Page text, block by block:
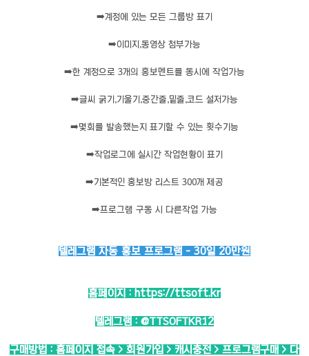
➡️계정에 있는 모든 그룹방 표기
➡️이미지,동영상 첨부가능
➡️한 계정으로 3개의 홍보멘트를 동시에 작업가능
➡️글씨 굵기,기울기,중간줄,밑줄,코드 설저가능
➡️몇회를 발송했는지 표기할 수 있는 횟수기능
➡️작업로그에 실시간 작업현황이 표기
➡️기본적인 홍보방 리스트 300개 제공
➡️프로그램 구동 시 다른작업 가능
텔레그램 자동 홍보 프로그램 - 30일 20만원
홈페이지 : https://ttsoft.kr
텔레그램 : @TTSOFTKR12
구매방법 : 홈페이지 접속 > 회원가입 > 캐시충전 > 프로그램구매 > 다